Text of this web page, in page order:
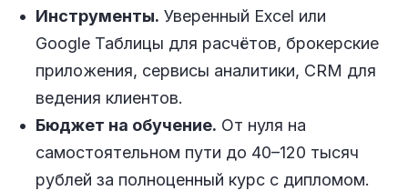
Инструменты. Уверенный Excel или
Google Таблицы для расчётов, брокерские
приложения, сервисы аналитики, CRM для
ведения клиентов.
Бюджет на обучение. От нуля на
самостоятельном пути до 40–120 тысяч
рублей за полноценный курс с дипломом.